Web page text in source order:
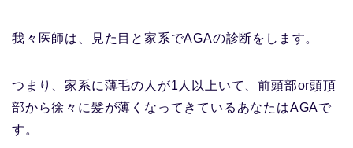
我々医師は、見た目と家系でAGAの診断をします。
つまり、家系に薄毛の人が1人以上いて、前頭部or頭頂
部から徐々に髪が薄くなってきているあなたはAGAで
す。